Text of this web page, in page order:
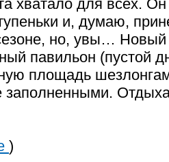
хватало для всех.
и, думаю,
но, увы… Новый
павильон (пустой
площадь
заполненными.
)